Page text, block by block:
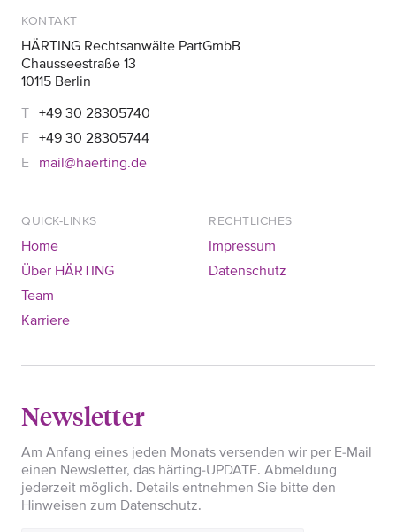
KONTAKT
HÄRTING Rechtsanwälte PartGmbB
Chausseestraße 13
10115 Berlin
+49 30 28305740
+49 30 28305744
mail@haerting.de
QUICK-LINKS
Home
Über HÄRTING
Team
Karriere
RECHTLICHES
Impressum
Datenschutz
Newsletter
Am Anfang eines jeden Monats versenden wir per E-Mail
einen Newsletter, das härting-UPDATE. Abmeldung
jederzeit möglich. Details entnehmen Sie bitte den
Hinweisen zum Datenschutz.